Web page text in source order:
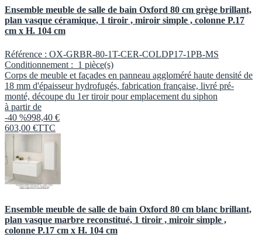
Ensemble meuble de salle de bain Oxford 80 cm grège brillant,
plan vasque céramique, 1 tiroir , miroir simple , colonne P.17
cm x H. 104 cm
Référence : OX-GRBR-80-1T-CER-COLDP17-1PB-MS
Conditionnement : 1 pièce(s)
Corps de meuble et façades en panneau aggloméré haute densité de
18 mm d'épaisseur hydrofugés, fabrication française, livré pré-
monté, découpe du 1er tiroir pour emplacement du siphon
à partir de
-40 %998,40 €
603,00 €TTC
Ensemble meuble de salle de bain Oxford 80 cm blanc brillant,
plan vasque marbre reconstitué, 1 tiroir , miroir simple ,
colonne P.17 cm x H. 104 cm